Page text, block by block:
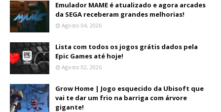
Emulador MAME é atualizado e agora arcades
da SEGA receberam grandes melhorias!
Agosto 04, 2026
Lista com todos os jogos grátis dados pela
Epic Games até hoje!
Agosto 02, 2026
Grow Home | Jogo esquecido da Ubisoft que
vai te dar um frio na barriga com árvore
gigante!